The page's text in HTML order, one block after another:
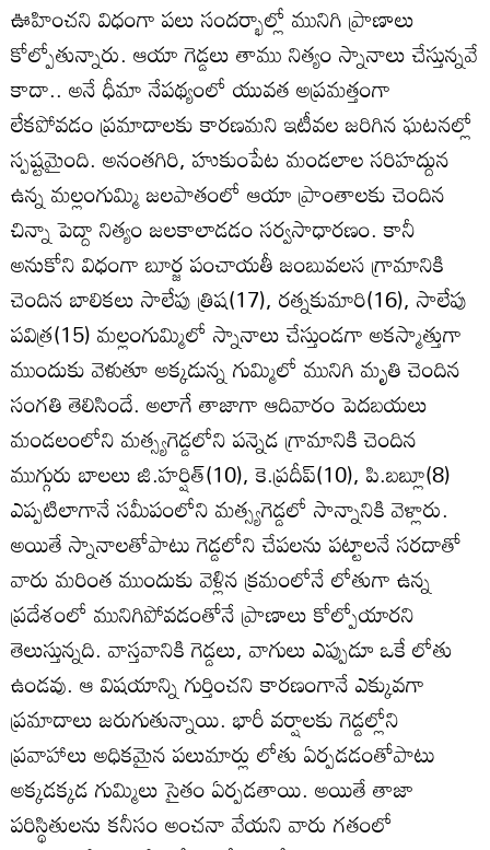
ఊహించని విధంగా పలు సందర్భాల్లో మునిగి ప్రాణాలు
కోల్పోతున్నారు. ఆయా గెడ్డలు తాము నిత్యం స్నానాలు చేస్తున్నవే
కాదా.. అనే ధీమా నేపథ్యంలో యువత అప్రమత్తంగా
లేకపోవడం ప్రమాదాలకు కారణమని ఇటీవల జరిగిన ఘటనల్లో
స్పష్టమైంది. అనంతగిరి, హుకుంపేట మండలాల సరిహద్దున
ఉన్న మల్లంగుమ్మి జలపాతంలో ఆయా ప్రాంతాలకు చెందిన
చిన్నా పెద్దా నిత్యం జలకాలాడడం సర్వసాధారణం. కానీ
అనుకోని విధంగా బూర్జ పంచాయతీ జంబువలస గ్రామానికి
చెందిన బాలికలు సాలేపు త్రిష(17), రత్నకుమారి(16), సాలేపు
పవిత్ర(15) మల్లంగుమ్మిలో స్నానాలు చేస్తుండగా అకస్మాత్తుగా
ముందుకు వెళుతూ అక్కడున్న గుమ్మిలో మునిగి మృతి చెందిన
సంగతి తెలిసిందే. అలాగే తాజాగా ఆదివారం పెదబయలు
మండలంలోని మత్స్యగెడ్డలోని పన్నెడ గ్రామానికి చెందిన
ముగ్గురు బాలలు జి.హర్షిత్‌(10), కె.ప్రదీప్‌(10), పి.బబ్లూ(8)
ఎప్పటిలాగానే సమీపంలోని మత్స్యగెడ్డలో సాన్నానికి వెళ్లారు.
అయితే స్నానాలతోపాటు గెడ్డలోని చేపలను పట్టాలనే సరదాతో
వారు మరింత ముందుకు వెళ్లిన క్రమంలోనే లోతుగా ఉన్న
ప్రదేశంలో మునిగిపోవడంతోనే ప్రాణాలు కోల్పోయారని
తెలుస్తున్నది. వాస్తవానికి గెడ్డలు, వాగులు ఎప్పుడూ ఒకే లోతు
ఉండవు. ఆ విషయాన్ని గుర్తించని కారణంగానే ఎక్కువగా
ప్రమాదాలు జరుగుతున్నాయి. భారీ వర్షాలకు గెడ్డల్లోని
ప్రవాహాలు అధికమైన పలుమార్లు లోతు ఏర్పడడంతోపాటు
అక్కడక్కడ గుమ్మిలు సైతం ఏర్పడతాయి. అయితే తాజా
పరిస్థితులను కనీసం అంచనా వేయని వారు గతంలో